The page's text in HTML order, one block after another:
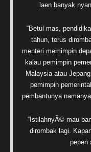
laen banyak
“Betul mas,
tahun, terus
menteri memimpin
kalau pemimpin
Malaysia atau
pemimpin
pembantunya
“IstilahnyÃ© mau
dirombak lagi.
pepen